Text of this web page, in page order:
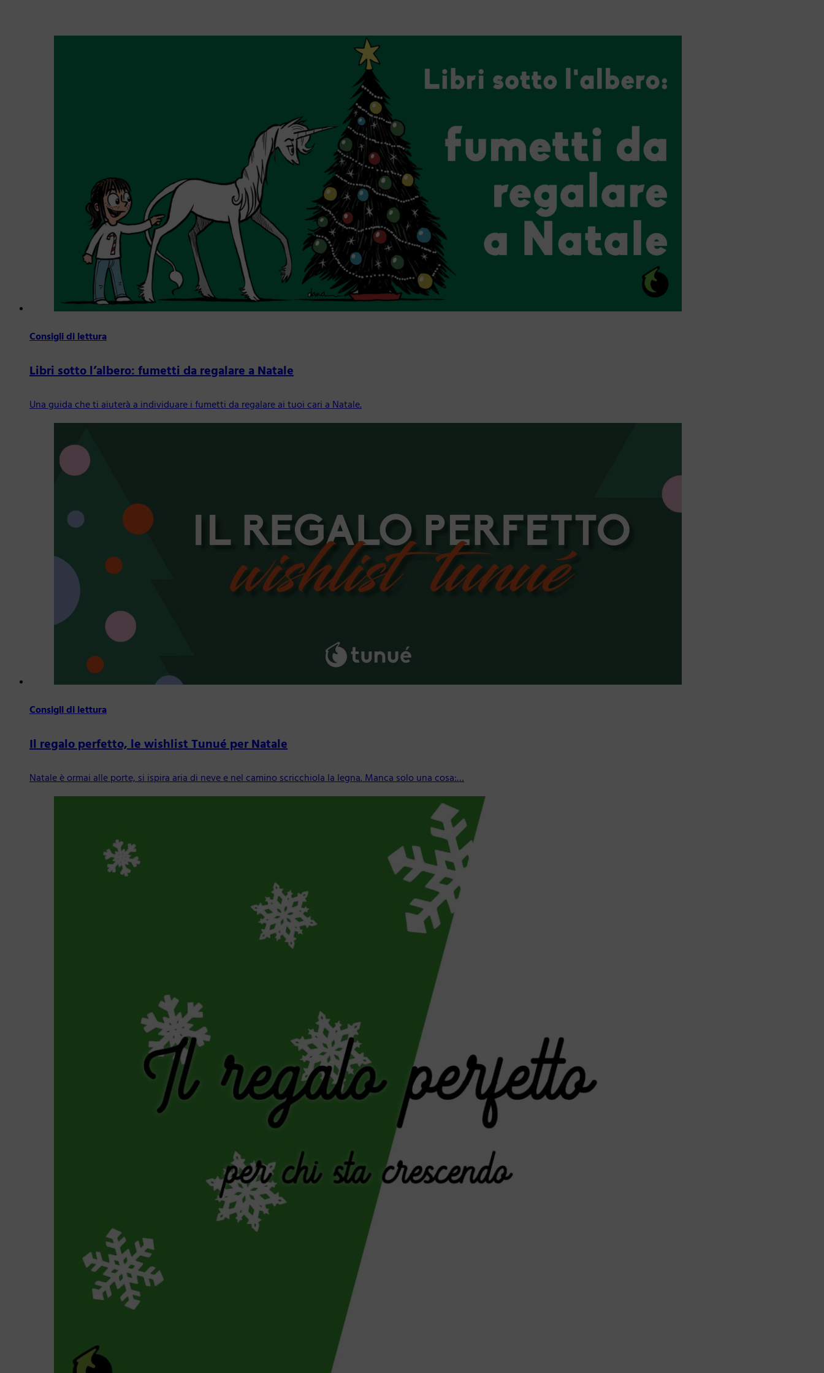
Consigli di lettura
Libri sotto l’albero: fumetti da regalare a Natale
Una guida che ti aiuterà a individuare i fumetti da regalare ai tuoi cari a Natale.
Consigli di lettura
Il regalo perfetto, le wishlist Tunué per Natale
Natale è ormai alle porte, si ispira aria di neve e nel camino scricchiola la legna. Manca solo una cosa:…